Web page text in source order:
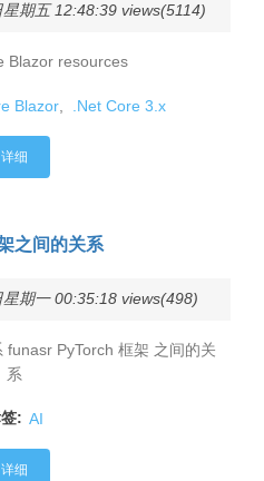
期五 12:48:39 views(5114)
Blazor resources
Blazor, .Net Core 3.x
详细
之间的关系
期一 00:35:18 views(498)
PyTorch 框架 之间的关
系
: AI
详细